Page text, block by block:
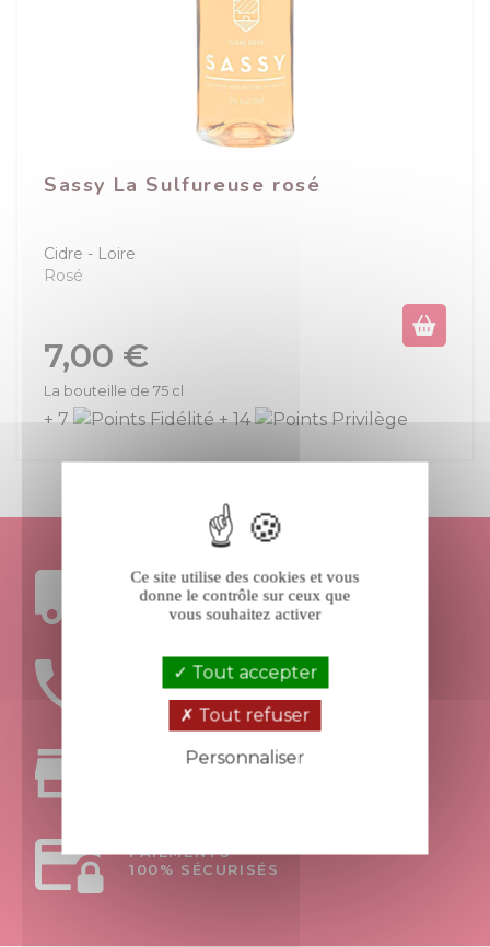
Sassy La Sulfureuse rosé
Cidre
Loire
Rosé
Prix
7,00 €
La bouteille de 75 cl
+ 7 + 14
FRAIS DE PORT
OFFERTS DÈS 199€ D’ACHAT
UNE ÉQUIPE
RETRAIT
PAIEMENTS
100% SÉCURISÉS
Ce site utilise des cookies et vous
donne le contrôle sur ceux que
vous souhaitez activer
Tout accepter
Tout refuser
Personnaliser